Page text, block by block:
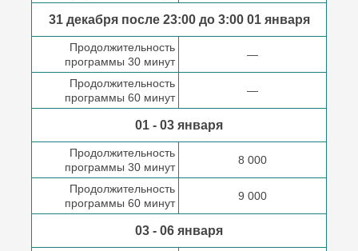
31 декабря после23:00 до 3:0001 января
Продолжительность
программы 30 минут
—
Продолжительность
программы 60 минут
—
01 - 03 января
Продолжительность
программы 30 минут
8 000
Продолжительность
программы 60 минут
9 000
03 - 06 января